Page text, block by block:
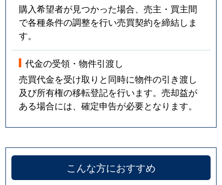
購入希望者が見つかった場合、売主・買主間
で各種条件の調整を行い売買契約を締結しま
す。
代金の受領・物件引渡し
売買代金を受け取りと同時に物件の引き渡し
及び所有権の移転登記を行います。売却益が
ある場合には、確定申告が必要となります。
こんな方におすすめ